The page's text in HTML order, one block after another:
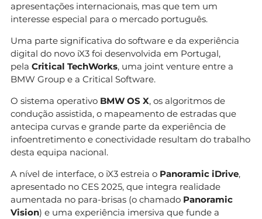
apresentações internacionais, mas que tem um
interesse especial para o mercado português.
Uma parte significativa do software e da experiência
digital do novo iX3 foi desenvolvida em Portugal,
pela Critical TechWorks, uma joint venture entre a
BMW Group e a Critical Software.
O sistema operativo BMW OS X, os algoritmos de
condução assistida, o mapeamento de estradas que
antecipa curvas e grande parte da experiência de
infoentretimento e conectividade resultam do trabalho
desta equipa nacional.
A nível de interface, o iX3 estreia o Panoramic iDrive,
apresentado no CES 2025, que integra realidade
aumentada no para-brisas (o chamado Panoramic
Vision) e uma experiência imersiva que funde a